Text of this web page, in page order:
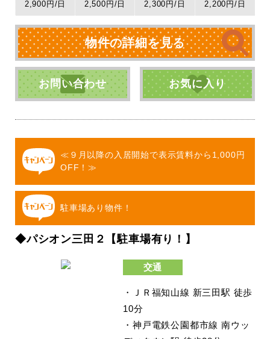
2,900円/日 2,500円/日 2,300円/日 2,200円/日
物件の詳細を見る
お問い合わせ お気に入り
≪９月以降の入居開始で表示賃料から1,000円
OFF！≫
駐車場あり物件！
◆パシオン三田２【駐車場有り！】
交通
・ＪＲ福知山線 新三田駅 徒歩
10分
・神戸電鉄公園都市線 南ウッ